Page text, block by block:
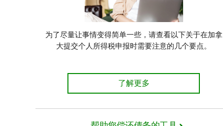
为了尽量让事情变得简单一些，请查看以下关于在加拿
大提交个人所得税申报时需要注意的几个要点。
初次填报加拿大个人所得税
了解更多